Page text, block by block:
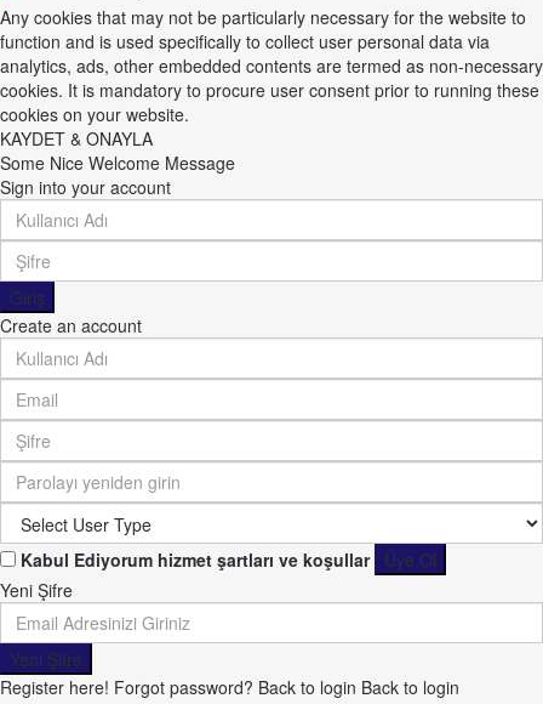
Any cookies that may not be particularly necessary for the website to
function and is used specifically to collect user personal data via
analytics, ads, other embedded contents are termed as non-necessary
cookies. It is mandatory to procure user consent prior to running these
cookies on your website.
KAYDET & ONAYLA
Some Nice Welcome Message
Sign into your account
Giriş
Create an account
Kabul Ediyorum hizmet şartları ve koşullar
Üye Ol
Yeni Şifre
Yeni Şifre
Register here! Forgot password? Back to login Back to login